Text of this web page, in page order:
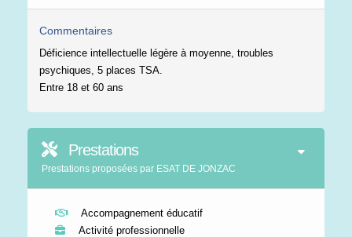
Commentaires
Déficience intellectuelle légère à moyenne, troubles
psychiques, 5 places TSA.
Entre 18 et 60 ans
Prestations
Prestations proposées par ESAT DE JONZAC
Accompagnement éducatif
Activité professionnelle